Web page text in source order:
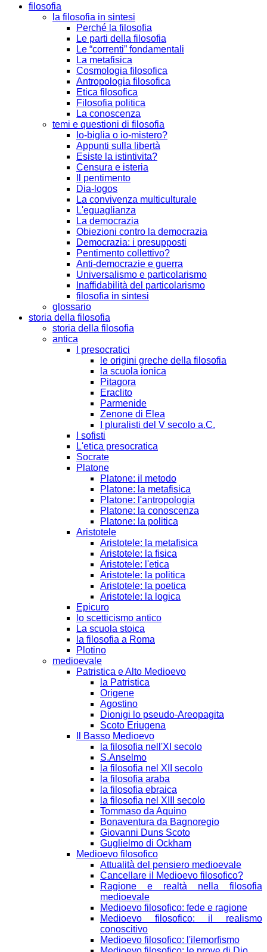
filosofia
la filosofia in sintesi
Perché la filosofia
Le parti della filosofia
Le “correnti” fondamentali
La metafisica
Cosmologia filosofica
Antropologia filosofica
Etica filosofica
Filosofia politica
La conoscenza
temi e questioni di filosofia
Io-biglia o io-mistero?
Appunti sulla libertà
Esiste la istintivita?
Censura e isteria
Il pentimento
Dia-logos
La convivenza multiculturale
L'eguaglianza
La democrazia
Obiezioni contro la democrazia
Democrazia: i presupposti
Pentimento collettivo?
Anti-democrazie e guerra
Universalismo e particolarismo
Inaffidabilità del particolarismo
filosofia in sintesi
glossario
storia della filosofia
storia della filosofia
antica
I presocratici
le origini greche della filosofia
la scuola ionica
Pitagora
Eraclito
Parmenide
Zenone di Elea
I pluralisti del V secolo a.C.
I sofisti
L'etica presocratica
Socrate
Platone
Platone: il metodo
Platone: la metafisica
Platone: l'antropologia
Platone: la conoscenza
Platone: la politica
Aristotele
Aristotele: la metafisica
Aristotele: la fisica
Aristotele: l'etica
Aristotele: la politica
Aristotele: la poetica
Aristotele: la logica
Epicuro
lo scetticismo antico
La scuola stoica
la filosofia a Roma
Plotino
medioevale
Patristica e Alto Medioevo
la Patristica
Origene
Agostino
Dionigi lo pseudo-Areopagita
Scoto Eriugena
Il Basso Medioevo
la filosofia nell'XI secolo
S.Anselmo
la filosofia nel XII secolo
la filosofia araba
la filosofia ebraica
la filosofia nel XIII secolo
Tommaso da Aquino
Bonaventura da Bagnoregio
Giovanni Duns Scoto
Guglielmo di Ockham
Medioevo filosofico
Attualità del pensiero medioevale
Cancellare il Medioevo filosofico?
Ragione e realtà nella filosofia
medioevale
Medioevo filosofico: fede e ragione
Medioevo filosofico: il realismo
conoscitivo
Medioevo filosofico: l'ilemorfismo